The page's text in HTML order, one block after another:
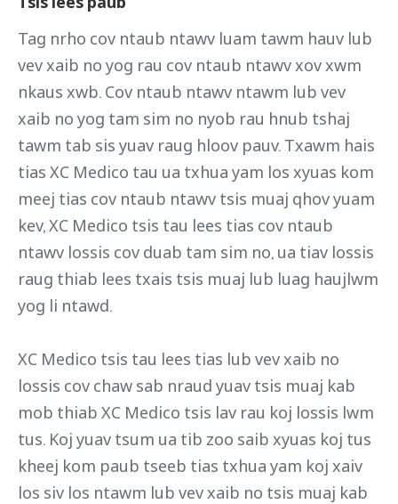
Tag nrho cov ntaub ntawv luam tawm hauv lub
vev xaib no yog rau cov ntaub ntawv xov xwm
nkaus xwb. Cov ntaub ntawv ntawm lub vev
xaib no yog tam sim no nyob rau hnub tshaj
tawm tab sis yuav raug hloov pauv. Txawm hais
tias XC Medico tau ua txhua yam los xyuas kom
meej tias cov ntaub ntawv tsis muaj qhov yuam
kev, XC Medico tsis tau lees tias cov ntaub
ntawv lossis cov duab tam sim no, ua tiav lossis
raug thiab lees txais tsis muaj lub luag haujlwm
yog li ntawd.
XC Medico tsis tau lees tias lub vev xaib no
lossis cov chaw sab nraud yuav tsis muaj kab
mob thiab XC Medico tsis lav rau koj lossis lwm
tus. Koj yuav tsum ua tib zoo saib xyuas koj tus
kheej kom paub tseeb tias txhua yam koj xaiv
los siv los ntawm lub vev xaib no tsis muaj kab